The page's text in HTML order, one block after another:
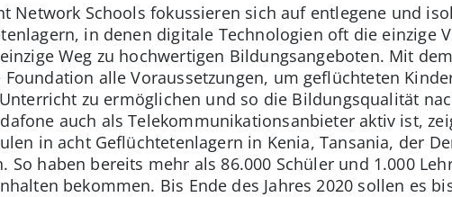
Network Schools fokussieren sich auf entlegene und
in denen digitale Technologien oft die einzige
Weg zu hochwertigen Bildungsangeboten. Mit
Foundation alle Voraussetzungen, um geflüchteten
zu ermöglichen und so die Bildungsqualität
auch als Telekommunikationsanbieter aktiv ist,
in acht Geflüchtetenlagern in Kenia, Tansania, der
So haben bereits mehr als 86.000 Schüler und 1.000
bekommen. Bis Ende des Jahres 2020 sollen es